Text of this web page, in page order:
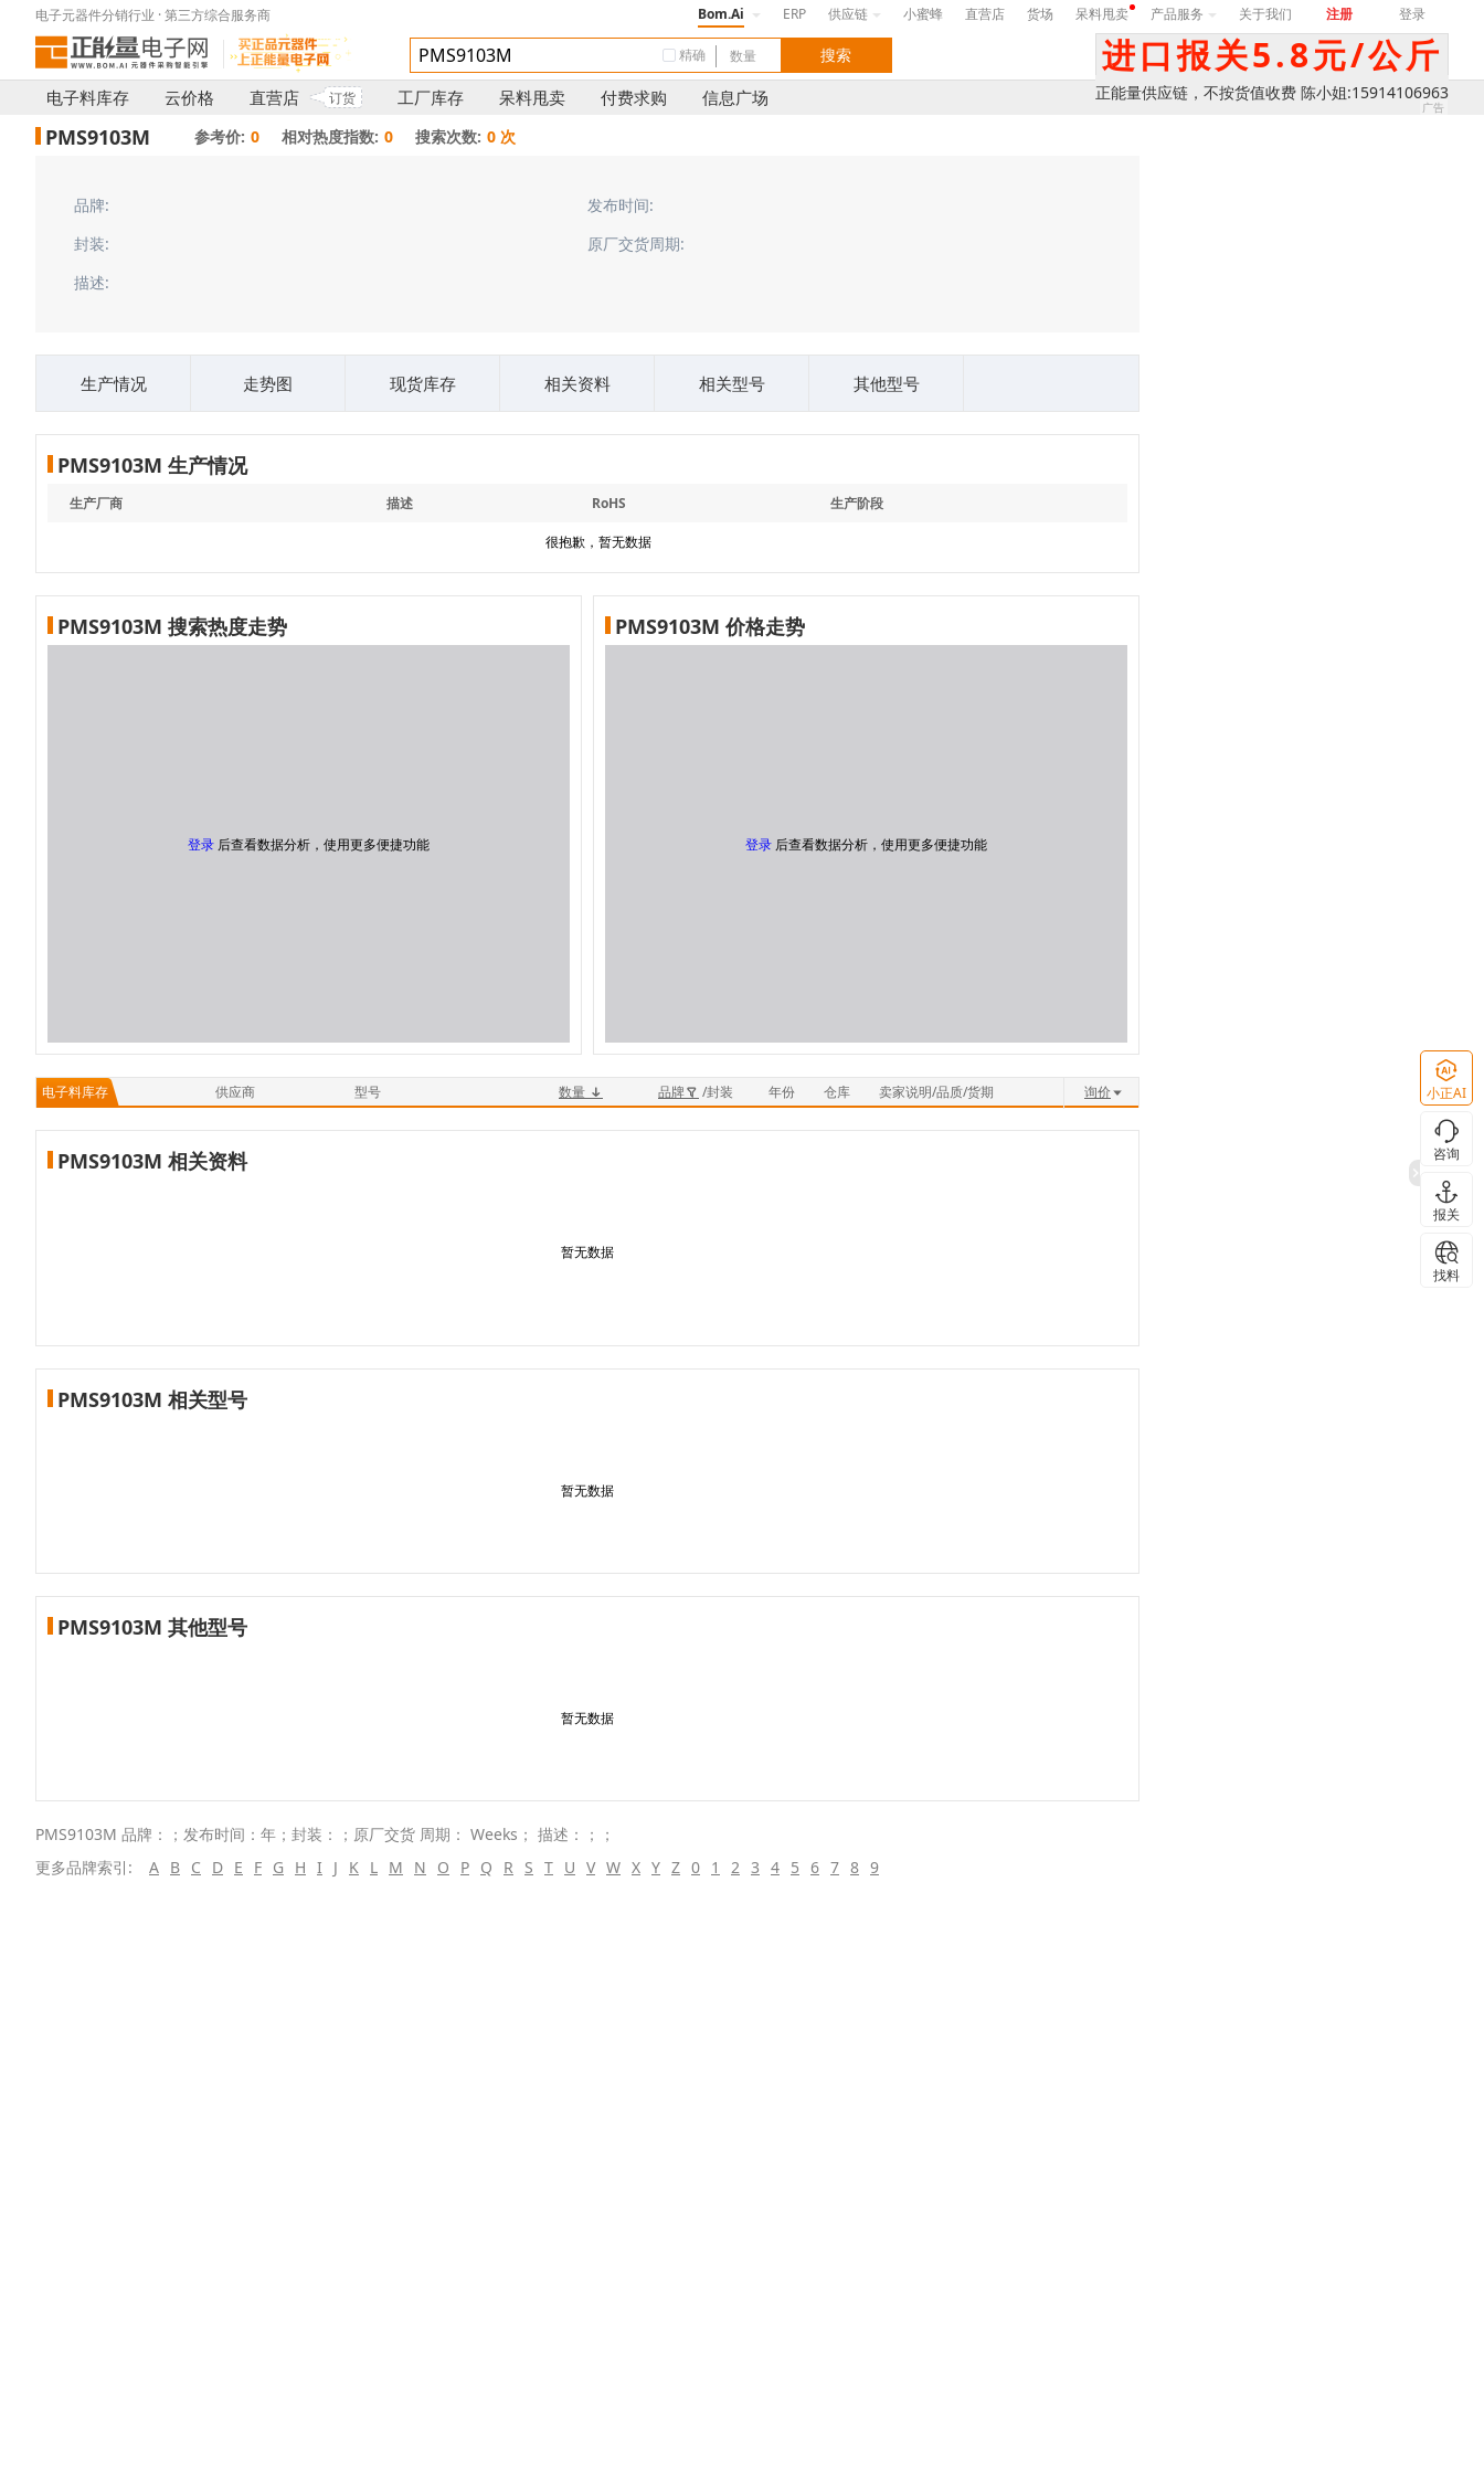
电子元器件分销行业 · 第三方综合服务商 Bom.Ai ERP 供应链 小蜜蜂 直营店 货场 呆料甩卖 产品服务 关于我们 注册 登录
精确 进口报关5.8元/公斤
正能量供应链，不按货值收费 陈小姐:15914106963
电子料库存 云价格 直营店 订货 工厂库存 呆料甩卖 付费求购 信息广场
PMS9103M 参考价: 0 相对热度指数: 0 搜索次数: 0 次
品牌:
发布时间:
封装:
原厂交货周期:
描述:
生产情况 走势图 现货库存 相关资料 相关型号 其他型号
PMS9103M 生产情况
生产厂商 描述 RoHS 生产阶段
很抱歉，暂无数据
PMS9103M 搜索热度走势
登录 后查看数据分析，使用更多便捷功能
PMS9103M 价格走势
登录 后查看数据分析，使用更多便捷功能
电子料库存 供应商 型号 数量 品牌 /封装 年份 仓库 卖家说明/品质/货期 询价
PMS9103M 相关资料
暂无数据
PMS9103M 相关型号
暂无数据
PMS9103M 其他型号
暂无数据
PMS9103M 品牌：；发布时间：年；封装：；原厂交货 周期： Weeks； 描述：；；
更多品牌索引:
A B C D E F G H I J K L M N O P Q R S T U V W X Y Z 0 1 2 3 4 5 6 7 8 9
小正AI
咨询
报关
找料